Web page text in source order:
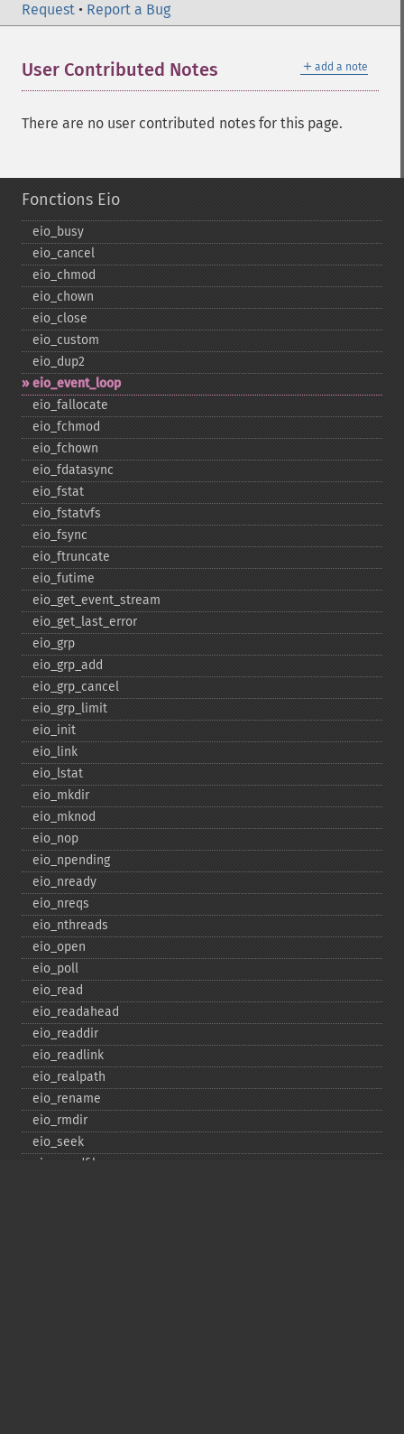
Request • Report a Bug
＋ add a note
User Contributed Notes
There are no user contributed notes for this page.
Fonctions Eio
eio_​busy
eio_​cancel
eio_​chmod
eio_​chown
eio_​close
eio_​custom
eio_​dup2
eio_​event_​loop
eio_​fallocate
eio_​fchmod
eio_​fchown
eio_​fdatasync
eio_​fstat
eio_​fstatvfs
eio_​fsync
eio_​ftruncate
eio_​futime
eio_​get_​event_​stream
eio_​get_​last_​error
eio_​grp
eio_​grp_​add
eio_​grp_​cancel
eio_​grp_​limit
eio_​init
eio_​link
eio_​lstat
eio_​mkdir
eio_​mknod
eio_​nop
eio_​npending
eio_​nready
eio_​nreqs
eio_​nthreads
eio_​open
eio_​poll
eio_​read
eio_​readahead
eio_​readdir
eio_​readlink
eio_​realpath
eio_​rename
eio_​rmdir
eio_​seek
eio_​sendfile